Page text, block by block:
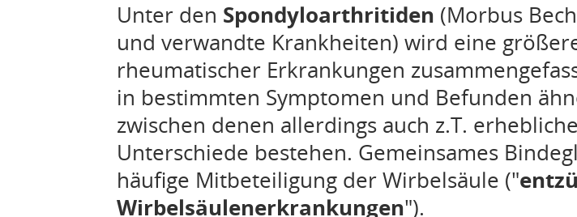
Unter den Spondyloarthritiden (Morbus
und verwandte Krankheiten) wird eine
rheumatischer Erkrankungen
in bestimmten Symptomen und Befunden
zwischen denen allerdings auch z.T. erhebliche
Unterschiede bestehen. Gemeinsames
häufige Mitbeteiligung der Wirbelsäule ("
Wirbelsäulenerkrankungen").